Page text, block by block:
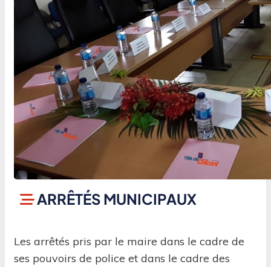
ARRÊTÉS MUNICIPAUX
Les arrêtés pris par le maire dans le cadre de
ses pouvoirs de police et dans le cadre des